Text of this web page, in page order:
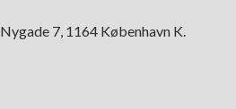
Nygade 7, 1164 København K.